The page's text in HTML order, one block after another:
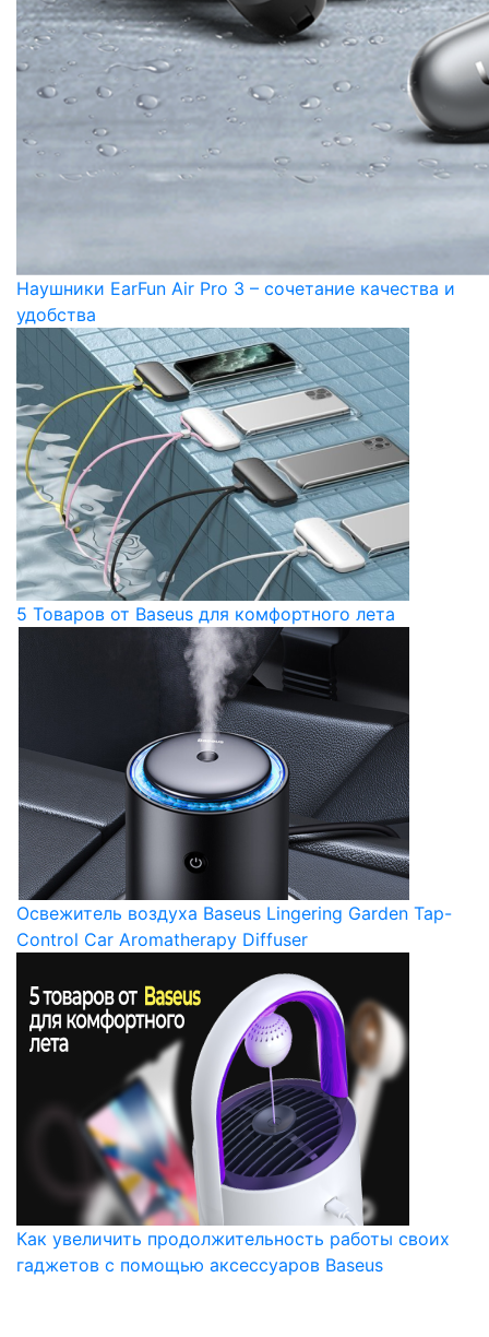
Наушники EarFun Air Pro 3 – сочетание качества и
удобства
5 Товаров от Baseus для комфортного лета
Освежитель воздуха Baseus Lingering Garden Tap-
Control Car Aromatherapy Diffuser
Как увеличить продолжительность работы своих
гаджетов с помощью аксессуаров Baseus